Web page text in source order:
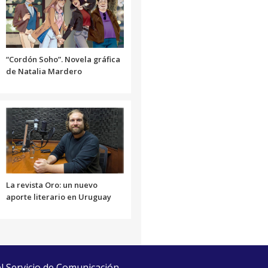
“Cordón Soho”. Novela gráfica
de Natalia Mardero
La revista Oro: un nuevo
aporte literario en Uruguay